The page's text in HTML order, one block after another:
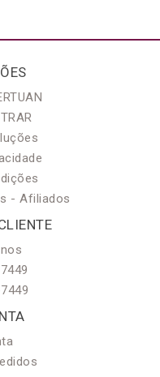
- Afiliados